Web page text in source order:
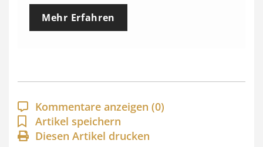
e
p
a
n
n
Mehr Erfahren
Kommentare anzeigen (0)
Artikel speichern
Diesen Artikel drucken